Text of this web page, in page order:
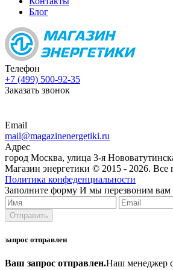
Блог
Телефон
+7 (499) 500-92-35
Заказать звонок
Email
mail@magazinenergetiki.ru
Адрес
город Москва, улица 3-я
Магазин энергетики © 2015 - 2026. Все
Политика конфеденциальности
Заполните форму И мы перезвоним вам
запрос отправлен
Ваш запрос отправлен.Наш менеджер